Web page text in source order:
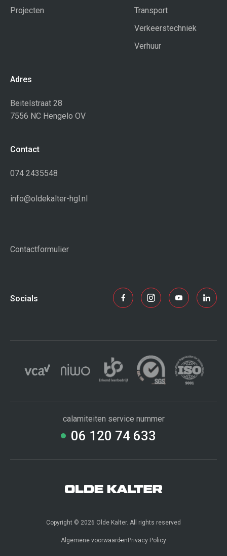
Verhuur
Contact Webshop
Projecten
Transport
Verkeerstechniek
Verhuur
Contact
074 2435548
info@oldekalter-hgl.nl
Contactformulier
Socials
Adres
Beitelstraat 28
7556 NC Hengelo OV
calamiteiten service nummer
06 120 74 633
Copyright © 2026 Olde Kalter. All rights reserved
Algemene voorwaarden Privacy Policy